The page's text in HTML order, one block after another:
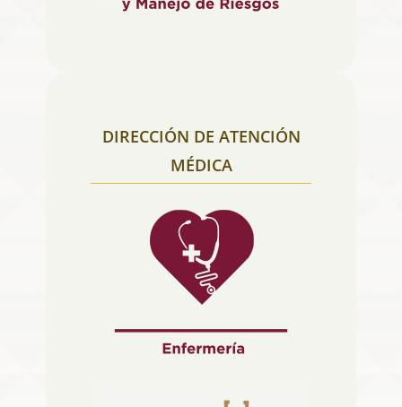
DIRECCIÓN DE ATENCIÓN
MÉDICA